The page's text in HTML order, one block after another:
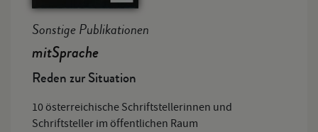
Sonstige Publikationen
mitSprache
Reden zur Situation
10 österreichische Schriftstellerinnen und
Schriftsteller im öffentlichen Raum